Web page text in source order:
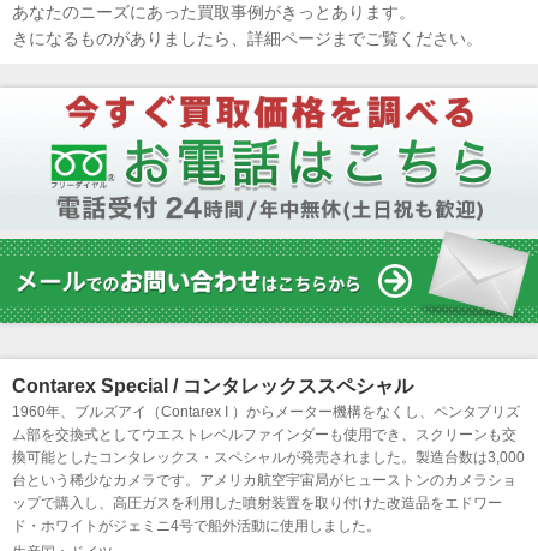
あなたのニーズにあった買取事例がきっとあります。
きになるものがありましたら、詳細ページまでご覧ください。
Contarex Special / コンタレックススペシャル
1960年、ブルズアイ（Contarex I ）からメーター機構をなくし、ペンタプリズ
ム部を交換式としてウエストレベルファインダーも使用でき、スクリーンも交
換可能としたコンタレックス・スペシャルが発売されました。製造台数は3,000
台という稀少なカメラです。アメリカ航空宇宙局がヒューストンのカメラショ
ップで購入し、高圧ガスを利用した噴射装置を取り付けた改造品をエドワー
ド・ホワイトがジェミニ4号で船外活動に使用しました。